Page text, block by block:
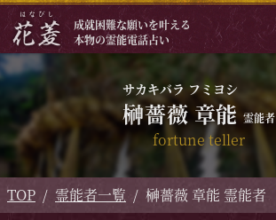
成就困難な願いを叶える
本物の霊能電話占い
榊薔薇 章能
サカキバラ フミヨシ
霊能者
fortune teller
TOP 霊能者一覧 榊薔薇 章能 霊能者